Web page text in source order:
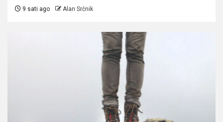
9 sati ago Alan Srčnik